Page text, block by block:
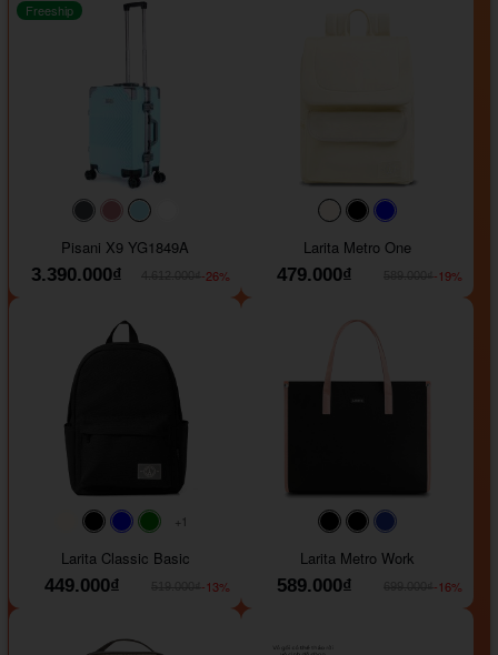
#40454a#b76e79
#9ad8e7
Freeship
Pisani X9 YG1849A
3.390.000₫
-26%
#faf0e6#000000
Larita Metro One
479.000₫
-19%
#faf0e6
#000000#0000FF#008000
+1
Larita Classic Basic
449.000₫
-13%
#000000#000000
Larita Metro Work
589.000₫
-16%